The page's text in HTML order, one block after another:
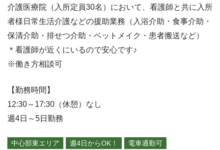
介護医療院（入所定員30名）において、看護師と共に入所
者様日常生活介護などの援助業務（入浴介助・食事介助・
保清介助・排せつ介助・ベットメイク・患者搬送など）
＊看護師が近くにいるので安心です♪
※働き方相談可
【勤務時間】
12:30～17:30（休憩）なし
週4日～5日勤務
中心部東エリア 週4日からOK！
電車通勤可